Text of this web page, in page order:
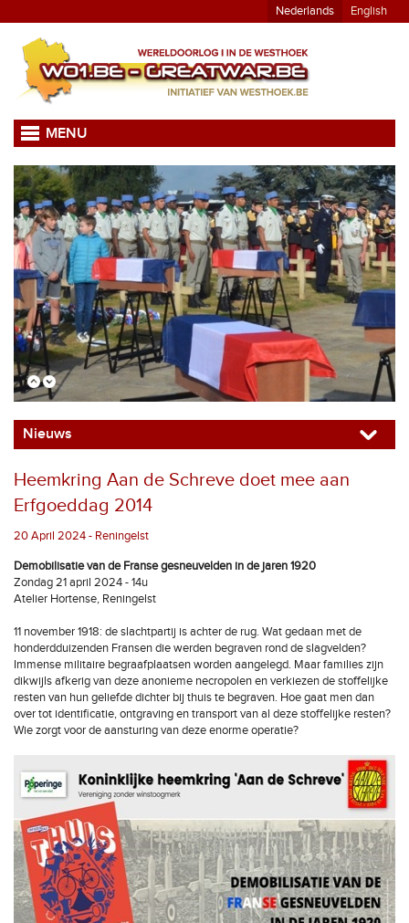
Nederlands English
MENU
Nieuws
Heemkring Aan de Schreve doet mee aan
Erfgoeddag 2014
20 April 2024 - Reningelst
Demobilisatie van de Franse gesneuvelden in de jaren 1920
Zondag 21 april 2024 - 14u
Atelier Hortense, Reningelst
11 november 1918: de slachtpartij is achter de rug. Wat gedaan met de
honderdduizenden Fransen die werden begraven rond de slagvelden?
Immense militaire begraafplaatsen worden aangelegd. Maar families zijn
dikwijls afkerig van deze anonieme necropolen en verkiezen de stoffelijke
resten van hun geliefde dichter bij thuis te begraven. Hoe gaat men dan
over tot identificatie, ontgraving en transport van al deze stoffelijke resten?
Wie zorgt voor de aansturing van deze enorme operatie?